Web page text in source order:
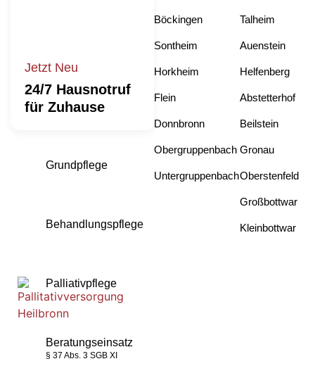
Jetzt Neu
24/7 Hausnotruf
für Zuhause
Grundpflege
Behandlungspflege
Palliativpflege
Beratungseinsatz
§ 37 Abs. 3 SGB XI
Böckingen
Sontheim
Horkheim
Flein
Donnbronn
Obergruppenbach
Untergruppenbach
Talheim
Auenstein
Helfenberg
Abstetterhof
Beilstein
Gronau
Oberstenfeld
Großbottwar
Kleinbottwar